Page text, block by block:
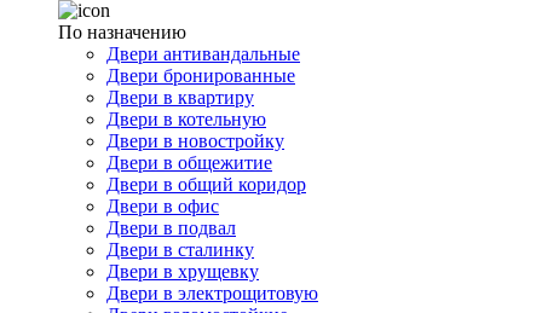
По назначению
Двери антивандальные
Двери бронированные
Двери в квартиру
Двери в котельную
Двери в новостройку
Двери в общежитие
Двери в общий коридор
Двери в офис
Двери в подвал
Двери в сталинку
Двери в хрущевку
Двери в электрощитовую